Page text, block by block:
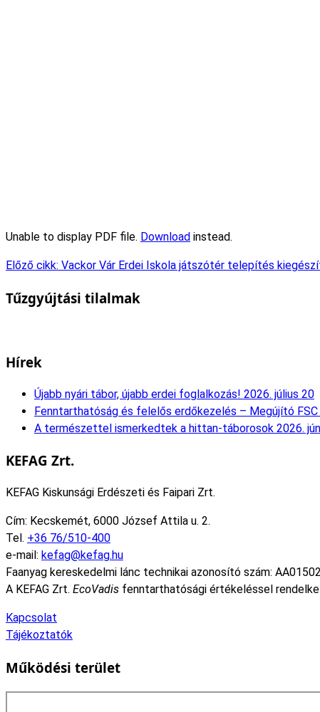
Unable to display PDF file. Download instead.
Előző cikk: Vackor Vár Erdei Iskola játszótér telepítés
Tűzgyújtási tilalmak
Hírek
Újabb nyári tábor, újabb erdei foglalkozás! 2026. július 20
Fenntarthatóság és felelős erdőkezelés – Megújító FSC
A természettel ismerkedtek a hittan-táborosok 2026.
KEFAG Zrt.
KEFAG Kiskunsági Erdészeti és Faipari Zrt.
Cím: Kecskemét, 6000 József Attila u. 2.
Tel. +36 76/510-400
e-mail: kefag@kefag.hu
Faanyag kereskedelmi lánc technikai azonosító szám:
A KEFAG Zrt. EcoVadis fenntarthatósági értékeléssel
Kapcsolat
Tájékoztatók
Működési terület